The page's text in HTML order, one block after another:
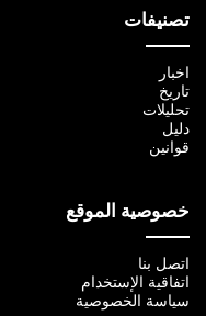
تصنيفات
اخبار
تاريخ
تحليلات
دليل
قوانين
خصوصية الموقع
اتصل بنا
اتفاقية الإستخدام
سياسة الخصوصية